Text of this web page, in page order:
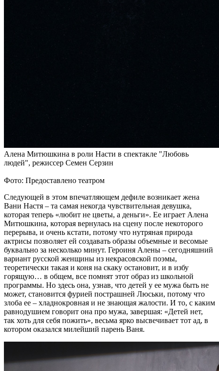
Алена Митюшкина в роли Насти в спектакле "Любовь
людей", режиссер Семен Серзин
Фото: Предоставлено театром
Следующей в этом впечатляющем дефиле возникает жена
Вани Настя – та самая некогда чувствительная девушка,
которая теперь «любит не цветы, а деньги». Ее играет Алена
Митюшкина, которая вернулась на сцену после некоторого
перерыва, и очень кстати, потому что нутряная природа
актрисы позволяет ей создавать образы объемные и весомые
буквально за несколько минут. Героиня Алены – сегодняшний
вариант русской женщины из некрасовской поэмы,
теоретически такая и коня на скаку остановит, и в избу
горящую… в общем, все помнят этот образ из школьной
программы. Но здесь она, узнав, что детей у ее мужа быть не
может, становится фурией пострашней Люськи, потому что
злоба ее – хладнокровная и не знающая жалости. И то, с каким
равнодушием говорит она про мужа, завершая: «Детей нет,
так хоть для себя пожить», весьма ярко высвечивает тот ад, в
котором оказался милейший парень Ваня.